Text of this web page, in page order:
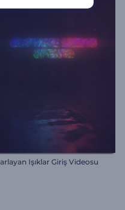
Işıklar Giriş Videosu